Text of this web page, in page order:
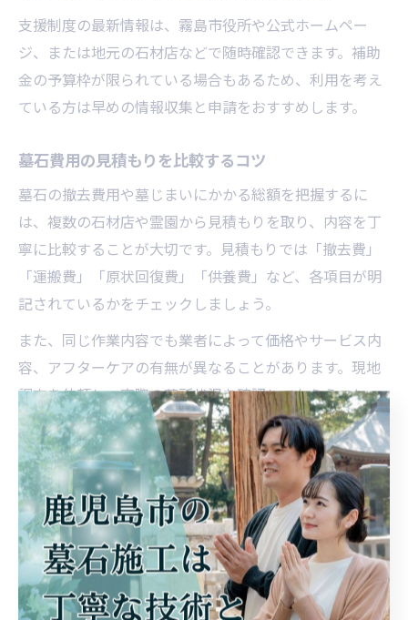
支援制度の最新情報は、霧島市役所や公式ホームペー
ジ、または地元の石材店などで随時確認できます。補助
金の予算枠が限られている場合もあるため、利用を考え
ている方は早めの情報収集と申請をおすすめします。
墓石費用の見積もりを比較するコツ
墓石の撤去費用や墓じまいにかかる総額を把握するに
は、複数の石材店や霊園から見積もりを取り、内容を丁
寧に比較することが大切です。見積もりでは「撤去費」
「運搬費」「原状回復費」「供養費」など、各項目が明
記されているかをチェックしましょう。
また、同じ作業内容でも業者によって価格やサービス内
容、アフターケアの有無が異なることがあります。現地
調査を依頼し、実際の墓所状況を確認してもらうこと
で、後から追加費用が発生するリスクを減らせます。
口コミや過去の施工事例、アフターフォローの体制も確
認し、信頼できる業者選びを心がけましょう。特に、鹿
児島市や霧島市で実績がある石材店は、地域特有の風土
や墓地事情にも詳しく、安心して任せられるポイントと
なります。